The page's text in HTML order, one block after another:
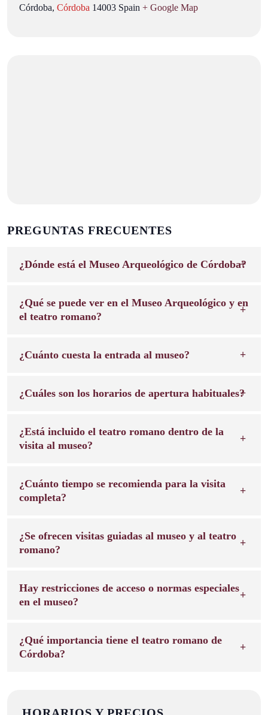
Córdoba, Córdoba 14003 Spain + Google Map
PREGUNTAS FRECUENTES
¿Dónde está el Museo Arqueológico de Córdoba?
¿Qué se puede ver en el Museo Arqueológico y en
el teatro romano?
¿Cuánto cuesta la entrada al museo?
¿Cuáles son los horarios de apertura habituales?
¿Está incluido el teatro romano dentro de la
visita al museo?
¿Cuánto tiempo se recomienda para la visita
completa?
¿Se ofrecen visitas guiadas al museo y al teatro
romano?
Hay restricciones de acceso o normas especiales
en el museo?
¿Qué importancia tiene el teatro romano de
Córdoba?